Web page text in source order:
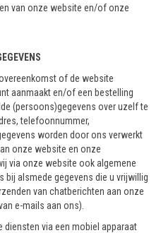
van onze website en/of onze
of de website
aanmaakt en/of een bestelling
(persoons)gegevens over uzelf te
telefoonnummer,
worden door ons verwerkt
onze website en onze
via onze website ook algemene
bij alsmede gegevens die u vrijwillig
van chatberichten aan onze
e-mails aan ons).
diensten via een mobiel apparaat